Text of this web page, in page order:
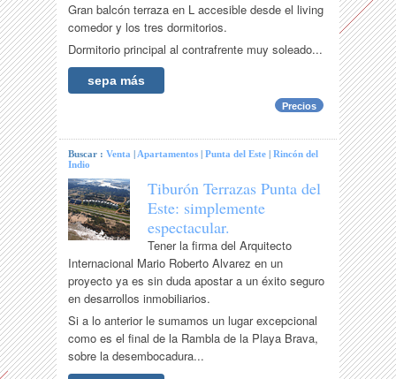
Gran balcón terraza en L accesible desde el living
comedor y los tres dormitorios.
Dormitorio principal al contrafrente muy soleado...
sepa más
Precios
Buscar :Venta | Apartamentos |Punta del Este |Rincón del
Indio
Tiburón Terrazas Punta del
Este: simplemente
espectacular.
Tener la firma del Arquitecto
Internacional Mario Roberto Alvarez en un
proyecto ya es sin duda apostar a un éxito seguro
en desarrollos inmobiliarios.
Si a lo anterior le sumamos un lugar excepcional
como es el final de la Rambla de la Playa Brava,
sobre la desembocadura...